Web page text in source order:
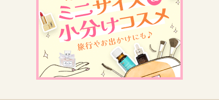
ボディ＆ヘア
ライフスタイル
検索